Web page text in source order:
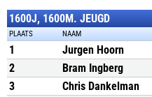
1600J, 1600M. JEUGD
PLAATS NAAM
1 Jurgen Hoorn
2
Bram Ingberg
3
Chris Dankelman